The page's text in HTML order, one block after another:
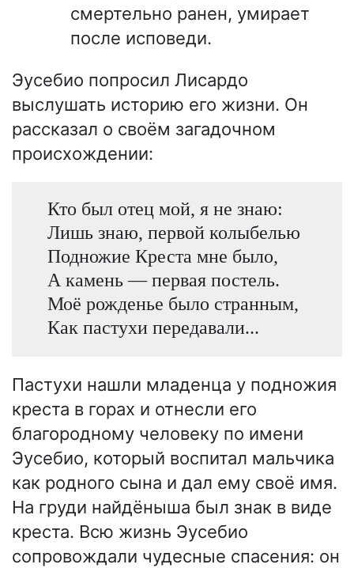
смертельно ранен, умирает
после исповеди.
Эусебио попросил Лисардо
выслушать историю его жизни. Он
рассказал о своём загадочном
происхождении:
Кто был отец мой, я не знаю:
Лишь знаю, первой колыбелью
Подножие Креста мне было,
А камень — первая постель.
Моё рожденье было странным,
Как пастухи передавали...
Пастухи нашли младенца у подножия
креста в горах и отнесли его
благородному человеку по имени
Эусебио, который воспитал мальчика
как родного сына и дал ему своё имя.
На груди найдёныша был знак в виде
креста. Всю жизнь Эусебио
сопровождали чудесные спасения: он